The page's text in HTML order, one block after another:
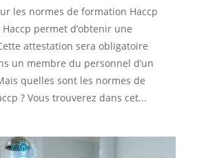
les normes de formation Haccp
permet d’obtenir une
attestation sera obligatoire
un membre du personnel d’un
quelles sont les normes de
? Vous trouverez dans cet...